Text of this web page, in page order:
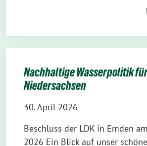
Nachhaltige Wasserpolitik
Niedersachsen
30. April 2026
Beschluss der LDK in Emden
2026 Ein Blick auf unser